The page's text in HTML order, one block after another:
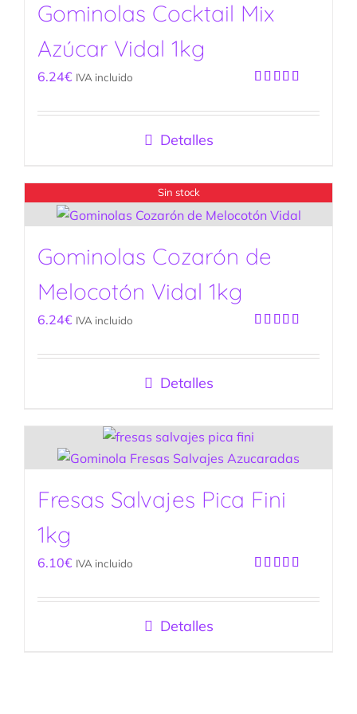
Gominolas Cocktail Mix
Azúcar Vidal 1kg
con5.00de
6.24€ IVA incluido
Detalles
Sin stock
Gominolas Cozarón de
Melocotón Vidal 1kg
con5.00de
6.24€ IVA incluido
Detalles
Fresas Salvajes Pica Fini
1kg
con5.00de
6.10€ IVA incluido
Detalles